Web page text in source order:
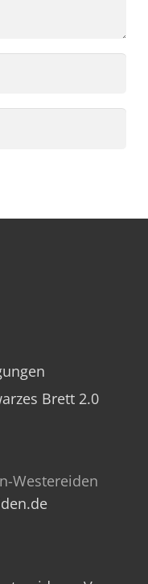
Brett 2.0
Westereiden